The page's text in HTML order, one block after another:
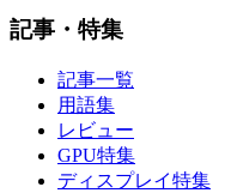
記事・特集
記事一覧
用語集
レビュー
GPU特集
ディスプレイ特集